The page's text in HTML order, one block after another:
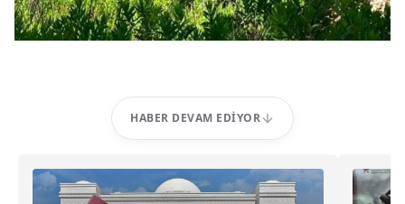
HABER DEVAM EDIYOR